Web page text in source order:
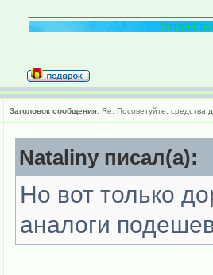
Заголовок сообщения: Re: Посоветуйте, средства
Nataliny писал(а):
Но вот только
аналоги